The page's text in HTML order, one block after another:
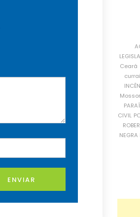
ENVIAR
Ceará
CIVIL
NEGRA